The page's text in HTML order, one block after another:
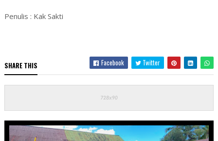
Penulis : Kak Sakti
SHARE THIS Facebook Twitter